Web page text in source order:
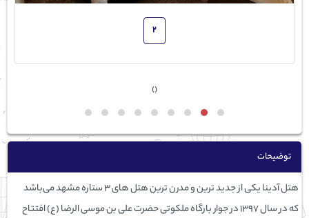
2
‹
›
توضیحات
هتل آدینا یکی از جدید ترین و مدرن ترین هتل های ۳ ستاره مشهد می‌باشد
که در سال ۱۳۹۷ در جوار بارگاه ملکوتی حضرت علی بن موسی الرضا (ع) افتتاح